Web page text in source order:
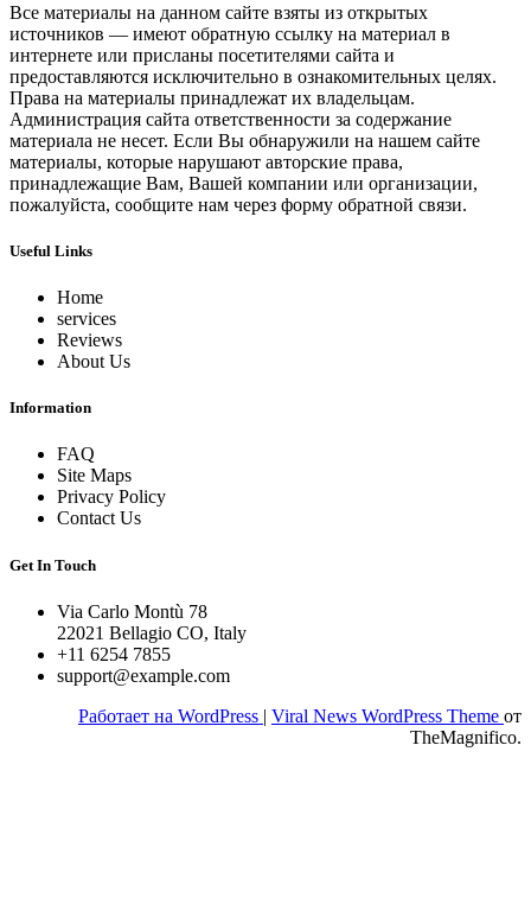
Все материалы на данном сайте взяты из открытых
источников — имеют обратную ссылку на материал в
интернете или присланы посетителями сайта и
предоставляются исключительно в ознакомительных целях.
Права на материалы принадлежат их владельцам.
Администрация сайта ответственности за содержание
материала не несет. Если Вы обнаружили на нашем сайте
материалы, которые нарушают авторские права,
принадлежащие Вам, Вашей компании или организации,
пожалуйста, сообщите нам через форму обратной связи.
Useful Links
Home
services
Reviews
About Us
Information
FAQ
Site Maps
Privacy Policy
Contact Us
Get In Touch
Via Carlo Montù 78
22021 Bellagio CO, Italy
+11 6254 7855
support@example.com
Работает на WordPress | Viral News WordPress Theme от
TheMagnifico.